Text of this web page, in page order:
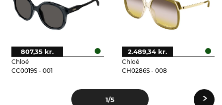
Chloé
CC0019S - 001
807,35 kr.
Chloé
CH0286S - 008
2.489,34 kr.
1/5 ›